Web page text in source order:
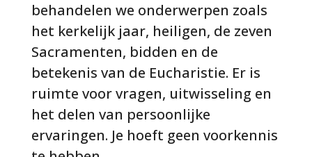
behandelen we onderwerpen zoals
het kerkelijk jaar, heiligen, de zeven
Sacramenten, bidden en de
betekenis van de Eucharistie. Er is
ruimte voor vragen, uitwisseling en
het delen van persoonlijke
ervaringen. Je hoeft geen voorkennis